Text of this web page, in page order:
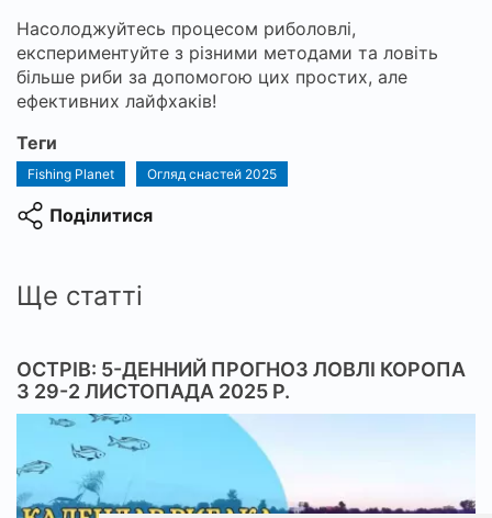
Насолоджуйтесь процесом риболовлі,
експериментуйте з різними методами та ловіть
більше риби за допомогою цих простих, але
ефективних лайфхаків!
Теги
Fishing Planet Огляд снастей 2025
Поділитися
Ще статті
ОСТРІВ: 5-ДЕННИЙ ПРОГНОЗ ЛОВЛІ КОРОПА
З 29-2 ЛИСТОПАДА 2025 Р.